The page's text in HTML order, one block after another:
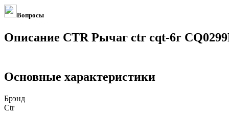
Вопросы
Описание CTR Рычаг ctr cqt-6r
Основные характеристики
Брэнд
Ctr